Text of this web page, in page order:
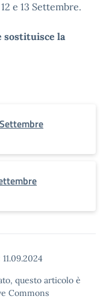
e 13 Settembre.
sostituisce la
11.09.2024
questo articolo è
Commons